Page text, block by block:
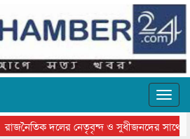
রাজনৈতিক দলের নেতৃবৃন্দ ও সুধীজনদের সাথে